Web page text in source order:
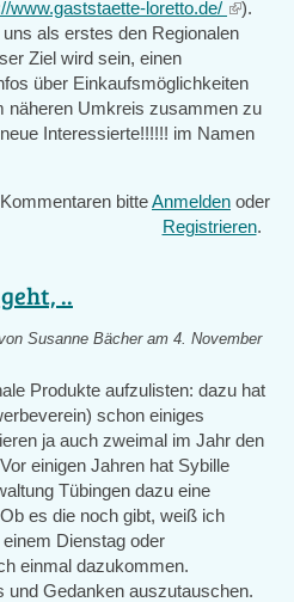
www.gaststaette-loretto.de/ (link
is
).
als erstes den Regionalen
Ziel wird sein, einen
über Einkaufsmöglichkeiten
näheren Umkreis zusammen zu
Interessierte!!!!!! im Namen
bitteAnmelden oder
Registrieren.
..
Susanne Bächeram 4. November
Produkte aufzulisten: dazu hat
schon einiges
ja auch zweimal im Jahr den
einigen Jahren hat Sybille
Tübingen dazu eine
es die noch gibt, weiß ich
Dienstag oder
einmal dazukommen.
und Gedanken auszutauschen.